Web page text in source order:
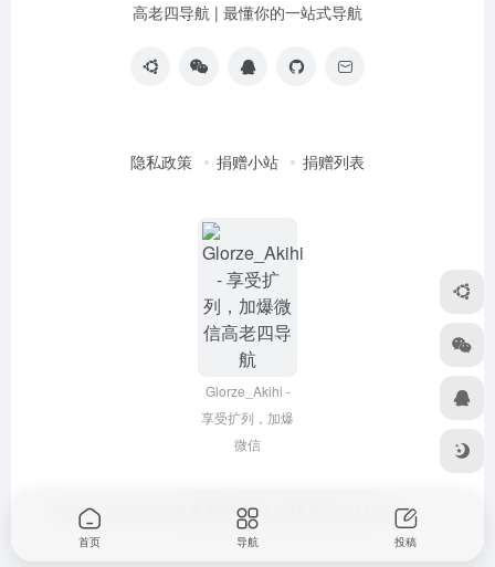
高老四导航 | 最懂你的一站式导航
隐私政策 捐赠小站 捐赠列表
Glorze_Akihi -
享受扩列，加爆
微信
Copyright © 2022-2026 高老四导航 浙ICP备2020045320号-3
首页 导航 投稿